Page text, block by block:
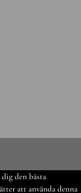
den bästa
att använda denna